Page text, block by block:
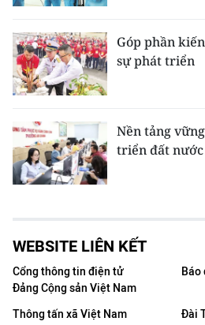
Góp phần
sự phát triển
Nền tảng
triển đất
WEBSITE LIÊN KẾT
Cổng thông tin điện tử
Đảng Cộng sản Việt Nam
Báo
Thông tấn xã Việt Nam
Đài